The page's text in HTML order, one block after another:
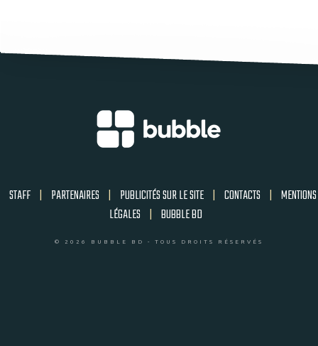
STAFF | PARTENAIRES | PUBLICITÉS SUR LE SITE | CONTACTS | MENTIONS
LÉGALES | BUBBLE BD
© 2026 BUBBLE BD - TOUS DROITS RÉSERVÉS